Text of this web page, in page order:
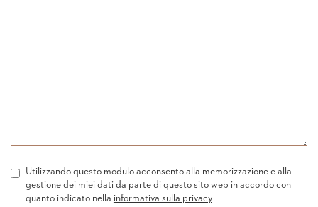
Utilizzando questo modulo acconsento alla memorizzazione e alla
gestione dei miei dati da parte di questo sito web in accordo con
quanto indicato nella informativa sulla privacy